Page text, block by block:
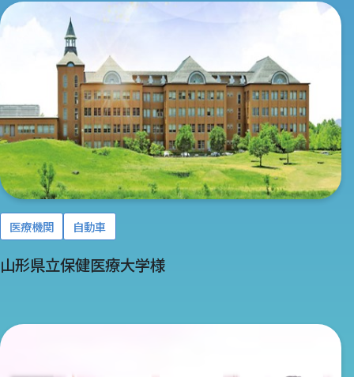
医療機関 自動車
山形県立保健医療大学様